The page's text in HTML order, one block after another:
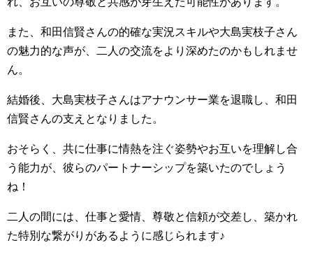
また、和田信賢さんの的確な実況スキルや大島実枝子さん
の魅力的な声が、二人の交流をより深めたのかもしれませ
ん。
結婚後、大島実枝子さんはアナウンサー業を退職し、和田
信賢さんの支えとなりました。
おそらく、共に仕事に情熱を注ぐ姿勢やお互いを理解し合
う能力が、彼らのパートナーシップを築いたのでしょう
ね！
二人の間には、仕事と愛情、尊敬と信頼が交差し、築かれ
た特別な繋がりがあるように感じられます♪